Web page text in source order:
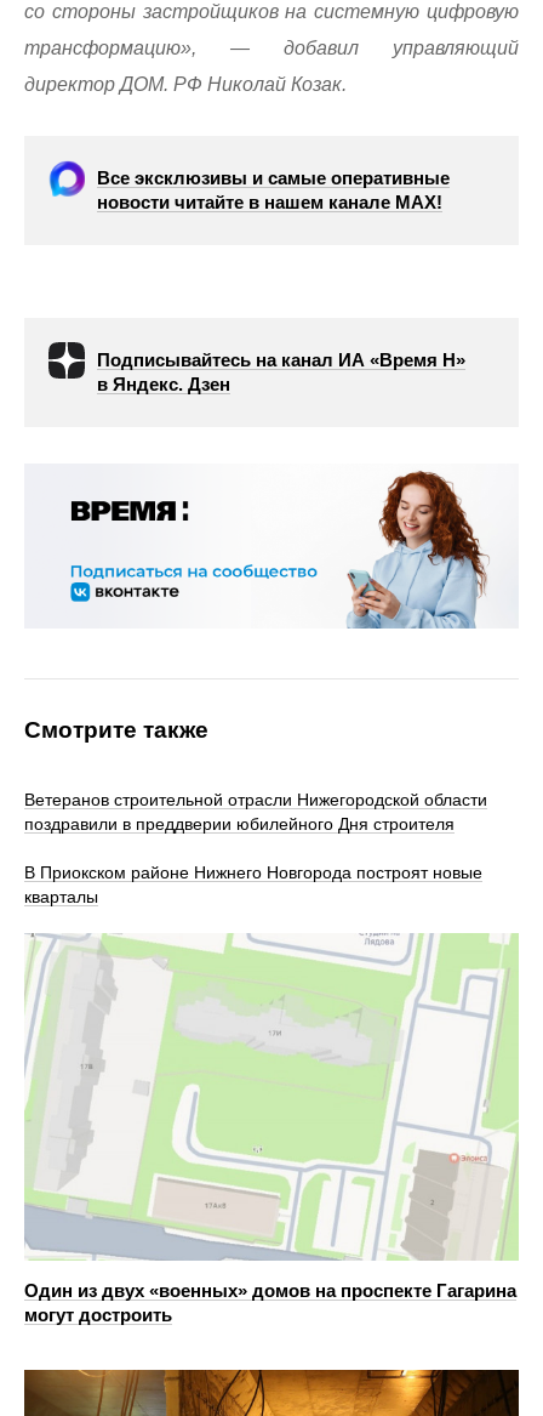
со стороны застройщиков на системную цифровую
трансформацию», — добавил управляющий
директор ДОМ. РФ Николай Козак.
Все эксклюзивы и самые оперативные
новости читайте в нашем канале МАХ!
Подписывайтесь на канал ИА «Время Н»
в Яндекс. Дзен
Смотрите также
Ветеранов строительной отрасли Нижегородской области
поздравили в преддверии юбилейного Дня строителя
В Приокском районе Нижнего Новгорода построят новые
кварталы
Один из двух «военных» домов на проспекте Гагарина
могут достроить